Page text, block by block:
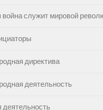
война служит мировой
директива
деятельность